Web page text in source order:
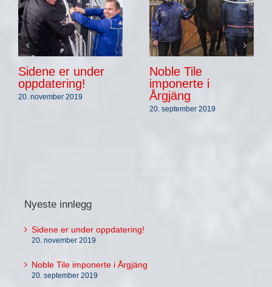
Sidene er under
oppdatering!
20. november 2019
Noble Tile
imponerte i
Årgjäng
20. september 2019
Nyeste innlegg
Sidene er under oppdatering!
20. november 2019
Noble Tile imponerte i Årgjäng
20. september 2019